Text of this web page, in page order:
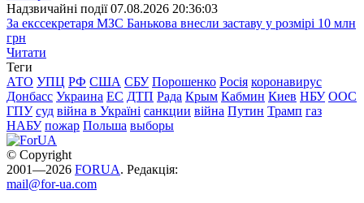
Надзвичайні події 07.08.2026 20:36:03
За екссекретаря МЗС Банькова внесли заставу у розмірі 10 млн
грн
Читати
Теги
АТО УПЦ РФ США СБУ Порошенко Росія коронавирус
Донбасс Украина ЕС ДТП Рада Крым Кабмин Киев НБУ ООС
ГПУ суд війна в Україні санкции війна Путин Трамп газ
НАБУ пожар Польша выборы
© Copyright
2001—2026 FORUA. Редакція:
mail@for-ua.com